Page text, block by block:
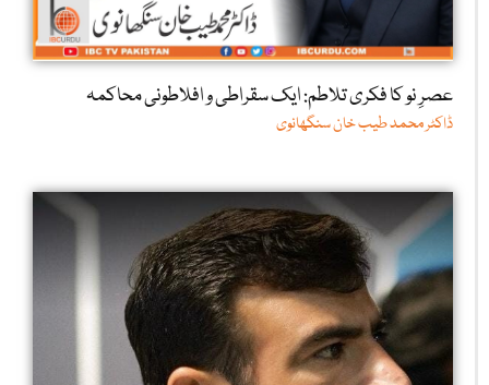
عصرِ نو کا فکری تلاطم: ایک سقراطی و افلاطونی محاکمہ
ڈاکٹر محمد طیب خان سنگھانوی